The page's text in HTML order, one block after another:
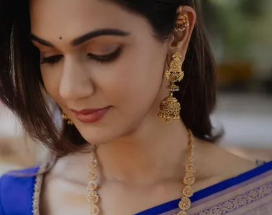
కనపడుతుంది.
Image credits: instagram